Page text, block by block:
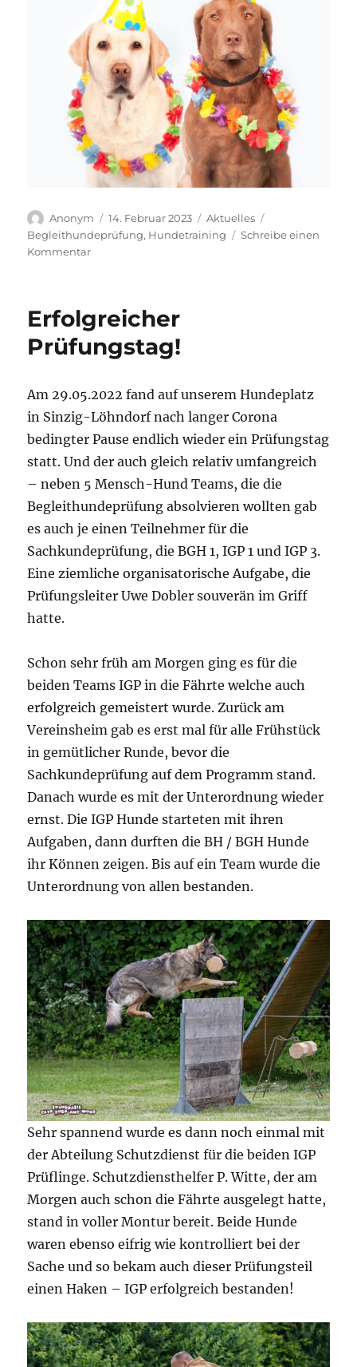
Autor
Anonym
Veröffentlicht
am
14. Februar 2023 Kategorien
Aktuelles
Begleithundeprüfung, Hundetraining
Schreibe einen
Kommentarzu
Trainingspause!
Erfolgreicher
Prüfungstag!
Am 29.05.2022 fand auf unserem Hundeplatz
in Sinzig-Löhndorf nach langer Corona
bedingter Pause endlich wieder ein Prüfungstag
statt. Und der auch gleich relativ umfangreich
– neben 5 Mensch-Hund Teams, die die
Begleithundeprüfung absolvieren wollten gab
es auch je einen Teilnehmer für die
Sachkundeprüfung, die BGH 1, IGP 1 und IGP 3.
Eine ziemliche organisatorische Aufgabe, die
Prüfungsleiter Uwe Dobler souverän im Griff
hatte.
Schon sehr früh am Morgen ging es für die
beiden Teams IGP in die Fährte welche auch
erfolgreich gemeistert wurde. Zurück am
Vereinsheim gab es erst mal für alle Frühstück
in gemütlicher Runde, bevor die
Sachkundeprüfung auf dem Programm stand.
Danach wurde es mit der Unterordnung wieder
ernst. Die IGP Hunde starteten mit ihren
Aufgaben, dann durften die BH / BGH Hunde
ihr Können zeigen. Bis auf ein Team wurde die
Unterordnung von allen bestanden.
Sehr spannend wurde es dann noch einmal mit
der Abteilung Schutzdienst für die beiden IGP
Prüflinge. Schutzdiensthelfer P. Witte, der am
Morgen auch schon die Fährte ausgelegt hatte,
stand in voller Montur bereit. Beide Hunde
waren ebenso eifrig wie kontrolliert bei der
Sache und so bekam auch dieser Prüfungsteil
einen Haken – IGP erfolgreich bestanden!